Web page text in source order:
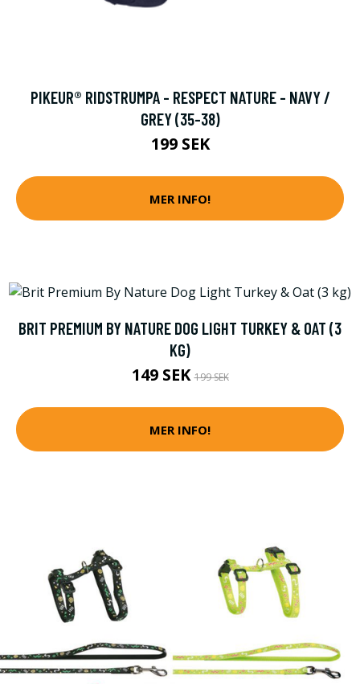
PIKEUR® RIDSTRUMPA - RESPECT NATURE - NAVY /
GREY (35-38)
199 SEK
MER INFO!
BRIT PREMIUM BY NATURE DOG LIGHT TURKEY & OAT (3
KG)
149 SEK199 SEK
MER INFO!